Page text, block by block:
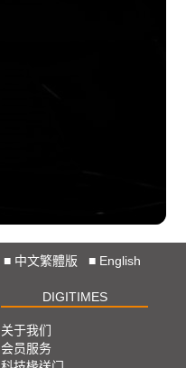
汽车制造商
会社
雷诺
■ 中文繁體版 ■ English
DIGITIMES
关于我们
会员服务